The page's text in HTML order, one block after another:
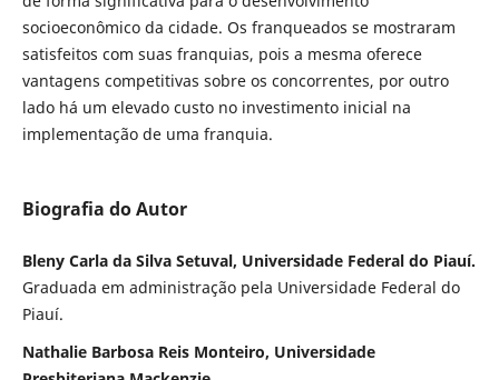
socioeconômico da cidade. Os franqueados se mostraram
satisfeitos com suas franquias, pois a mesma oferece
vantagens competitivas sobre os concorrentes, por outro
lado há um elevado custo no investimento inicial na
implementação de uma franquia.
Biografia do Autor
Bleny Carla da Silva Setuval, Universidade Federal do Piauí.
Graduada em administração pela Universidade Federal do
Piauí.
Nathalie Barbosa Reis Monteiro, Universidade